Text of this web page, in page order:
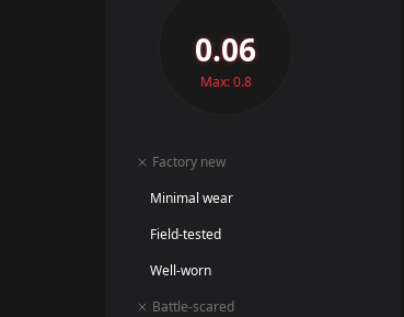
0.06
Max: 0.8
Factory new
Minimal wear
Field-tested
Well-worn
Battle-scared